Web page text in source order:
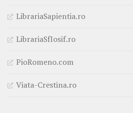
LibrariaSapientia.ro
LibrariaSfIosif.ro
PioRomeno.com
Viata-Crestina.ro